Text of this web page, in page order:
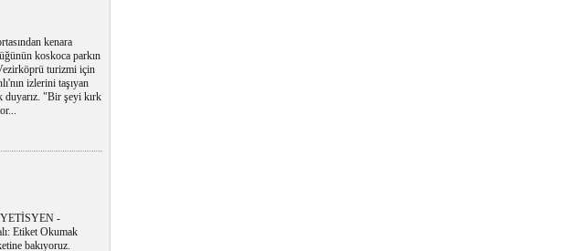
kenara
koskoca parkın
turizmi için
izlerini taşıyan
duyarız. "Bir şeyi kırk
-
Etiket Okumak
bakıyoruz.